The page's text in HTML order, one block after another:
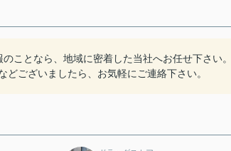
ことなら、地域に密着した当社へお任せ下さい
ございましたら、お気軽にご連絡下さい。